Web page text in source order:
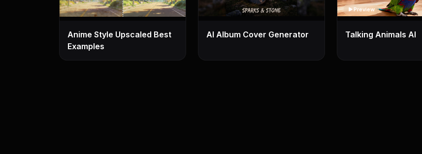
Anime Style Upscaled Best
Examples
AI Album Cover Generator
Preview
Talking Animals AI